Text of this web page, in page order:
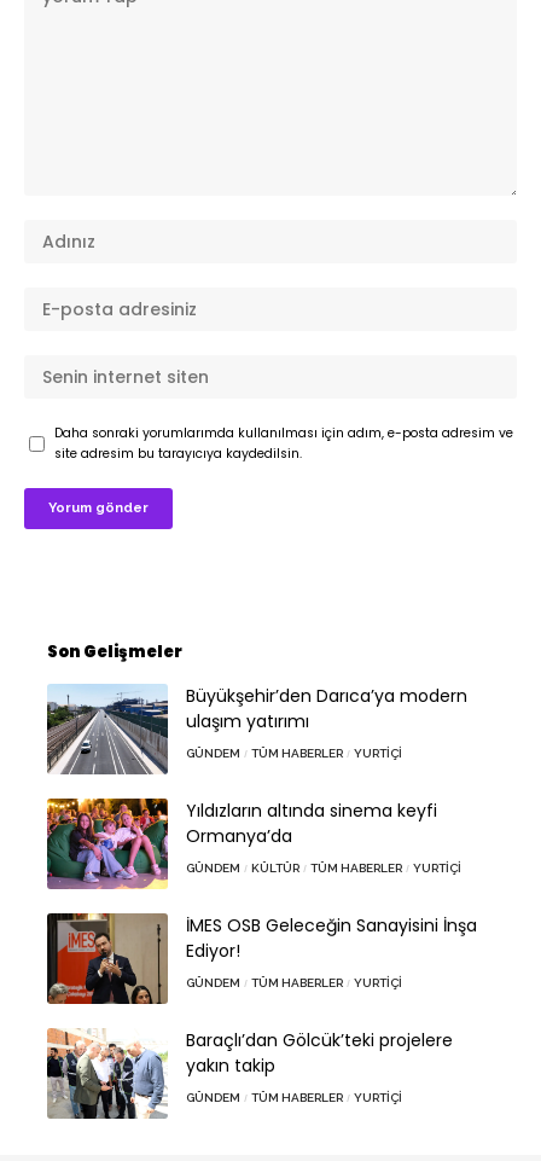
Daha sonraki yorumlarımda kullanılması için adım, e-posta adresim ve
site adresim bu tarayıcıya kaydedilsin.
Son Gelişmeler
Büyükşehir’den Darıca’ya modern
ulaşım yatırımı
GÜNDEM TÜM HABERLER YURTIÇI
Yıldızların altında sinema keyfi
Ormanya’da
GÜNDEM KÜLTÜR TÜM HABERLER YURTIÇI
İMES OSB Geleceğin Sanayisini İnşa
Ediyor!
GÜNDEM TÜM HABERLER YURTIÇI
Baraçlı’dan Gölcük’teki projelere
yakın takip
GÜNDEM TÜM HABERLER YURTIÇI